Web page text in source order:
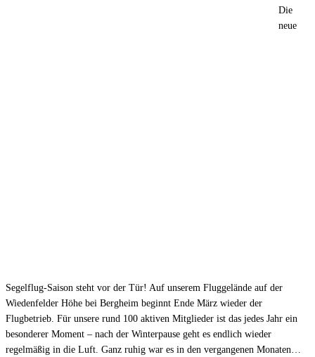
Die
neue
Segelflug-Saison steht vor der Tür! Auf unserem Fluggelände auf der
Wiedenfelder Höhe bei Bergheim beginnt Ende März wieder der
Flugbetrieb. Für unsere rund 100 aktiven Mitglieder ist das jedes Jahr ein
besonderer Moment – nach der Winterpause geht es endlich wieder
regelmäßig in die Luft. Ganz ruhig war es in den vergangenen Monaten…